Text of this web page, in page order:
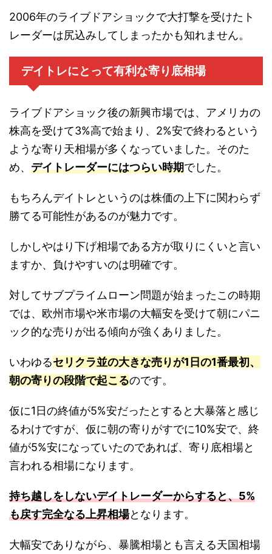
2006年のライブドアショックで大打撃を受けたト
レーダーは尻込みしてしまったかも知れません。
デイトレにとって有利な寄り底相場
ライブドアショック後の新興市場では、アメリカの
株高を受けて3%高で始まり、2%安で終わるという
ような寄り天相場が多くなっていました。そのた
め、 デイトレーダーにはつらい時期でした。
もちろんデイトレというのは株価の上下に関わらず
勝てる可能性があるのが魅力です。
しかしやはり下げ相場である方が取りにくいと言い
ますか、負けやすいのは明確です。
対してサブプライムローン問題が始まったこの時期
では、欧州市場や米市場の大幅安を受けて朝にパニ
ック的な売りが出る傾向が強くありました。
いわゆるセリクラ並の大きな売りが1日の1番最初、
朝の寄りの段階で起こるのです。
仮に1日の終値が5%安だったとすると大暴落と感じ
るわけですが、仮に朝の寄りがすでに10%安で、終
値が5%安になっていたのであれば、寄り底相場と
言われる相場になります。
持ち越しをしないデイトレーダーからすると、5%
も戻す完全なる上昇相場となります。
大幅安でありながら、暴騰相場とも言える天国相場